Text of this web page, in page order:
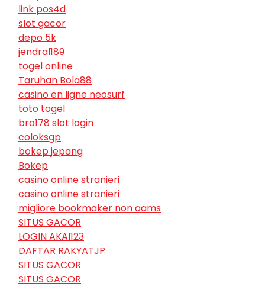
link pos4d
slot gacor
depo 5k
jendral189
togel online
Taruhan Bola88
casino en ligne neosurf
toto togel
bro178 slot login
coloksgp
bokep jepang
Bokep
casino online stranieri
casino online stranieri
migliore bookmaker non aams
SITUS GACOR
LOGIN AKAI123
DAFTAR RAKYATJP
SITUS GACOR
SITUS GACOR